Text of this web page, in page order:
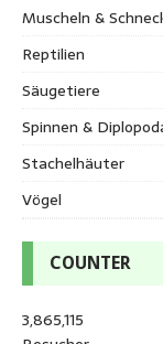
Muscheln &
Reptilien
Säugetiere
Spinnen &
Stachelhäuter
Vögel
COUNTER
3,865,115